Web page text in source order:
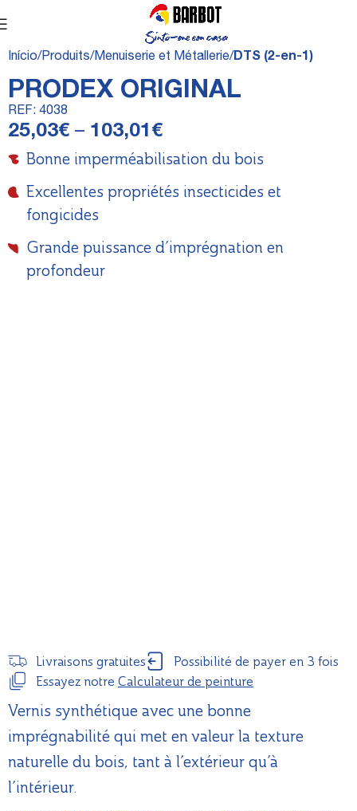
Início Produits Menuiserie et Métallerie DTS (2-en-1)
PRODEX ORIGINAL
REF: 4038
25,03€ – 103,01€
Bonne imperméabilisation du bois
Excellentes propriétés insecticides et
fongicides
Grande puissance d’imprégnation en
profondeur
Livraisons gratuites
Possibilité de payer en 3 fois
Essayez notre Calculateur de peinture
Vernis synthétique avec une bonne
imprégnabilité qui met en valeur la texture
naturelle du bois, tant à l’extérieur qu’à
l’intérieur.